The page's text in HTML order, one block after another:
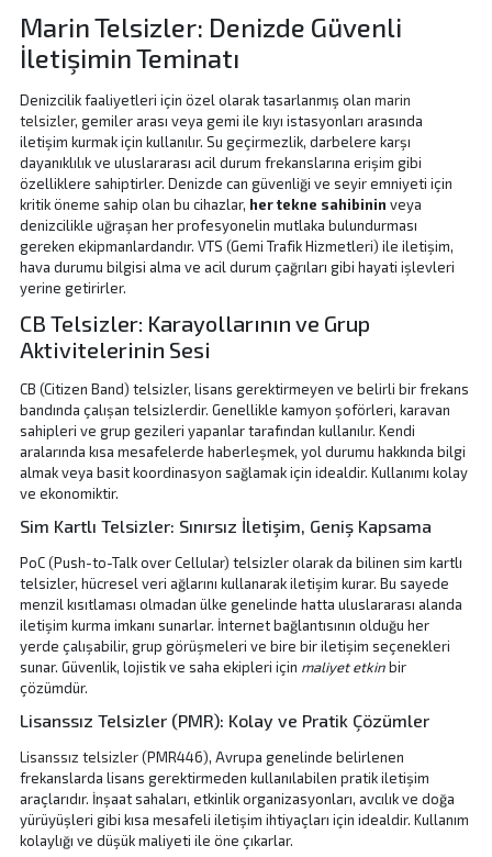
Marin Telsizler: Denizde Güvenli
İletişimin Teminatı
Denizcilik faaliyetleri için özel olarak tasarlanmış olanmarin
telsizler, gemiler arası veya gemi ile kıyı istasyonları arasında
iletişim kurmak için kullanılır. Su geçirmezlik, darbelere karşı
dayanıklılık ve uluslararası acil durum frekanslarına erişim gibi
özelliklere sahiptirler. Denizde can güvenliği ve seyir emniyeti için
kritik öneme sahip olan bu cihazlar, her tekne sahibinin veya
denizcilikle uğraşan her profesyonelin mutlaka bulundurması
gereken ekipmanlardandır. VTS (Gemi Trafik Hizmetleri) ile iletişim,
hava durumu bilgisi alma ve acil durum çağrıları gibi hayati işlevleri
yerine getirirler.
CB Telsizler: Karayollarının ve Grup
Aktivitelerinin Sesi
CB (Citizen Band) telsizler, lisans gerektirmeyen ve belirli bir frekans
bandında çalışan telsizlerdir. Genellikle kamyon şoförleri, karavan
sahipleri ve grup gezileri yapanlar tarafından kullanılır. Kendi
aralarında kısa mesafelerde haberleşmek, yol durumu hakkında bilgi
almak veya basit koordinasyon sağlamak için idealdir. Kullanımı kolay
ve ekonomiktir.
Sim Kartlı Telsizler: Sınırsız İletişim, Geniş Kapsama
PoC (Push-to-Talk over Cellular) telsizler olarak da bilinen sim kartlı
telsizler, hücresel veri ağlarını kullanarak iletişim kurar. Bu sayede
menzil kısıtlaması olmadan ülke genelinde hatta uluslararası alanda
iletişim kurma imkanı sunarlar. İnternet bağlantısının olduğu her
yerde çalışabilir, grup görüşmeleri ve bire bir iletişim seçenekleri
sunar. Güvenlik, lojistik ve saha ekipleri için maliyet etkinbir
çözümdür.
Lisanssız Telsizler (PMR): Kolay ve Pratik Çözümler
Lisanssız telsizler(PMR446), Avrupa genelinde belirlenen
frekanslarda lisans gerektirmeden kullanılabilen pratik iletişim
araçlarıdır. İnşaat sahaları, etkinlik organizasyonları, avcılık ve doğa
yürüyüşleri gibi kısa mesafeli iletişim ihtiyaçları için idealdir. Kullanım
kolaylığı ve düşük maliyeti ile öne çıkarlar.